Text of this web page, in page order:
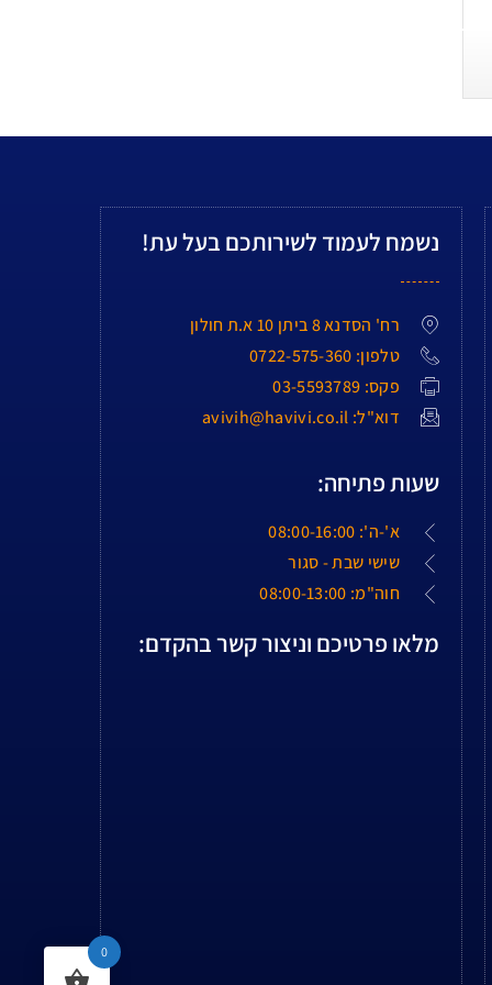
נשמח לעמוד לשירותכם בעל עת!
רח' הסדנא 8 ביתן 10 א.ת חולון
טלפון: 0722-575-360
פקס: 03-5593789
דוא"ל: avivih@havivi.co.il
שעות פתיחה:
א'-ה': 08:00-16:00
שישי שבת - סגור
חוה"מ: 08:00-13:00
מלאו פרטיכם וניצור קשר בהקדם:
0